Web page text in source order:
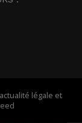
légale et